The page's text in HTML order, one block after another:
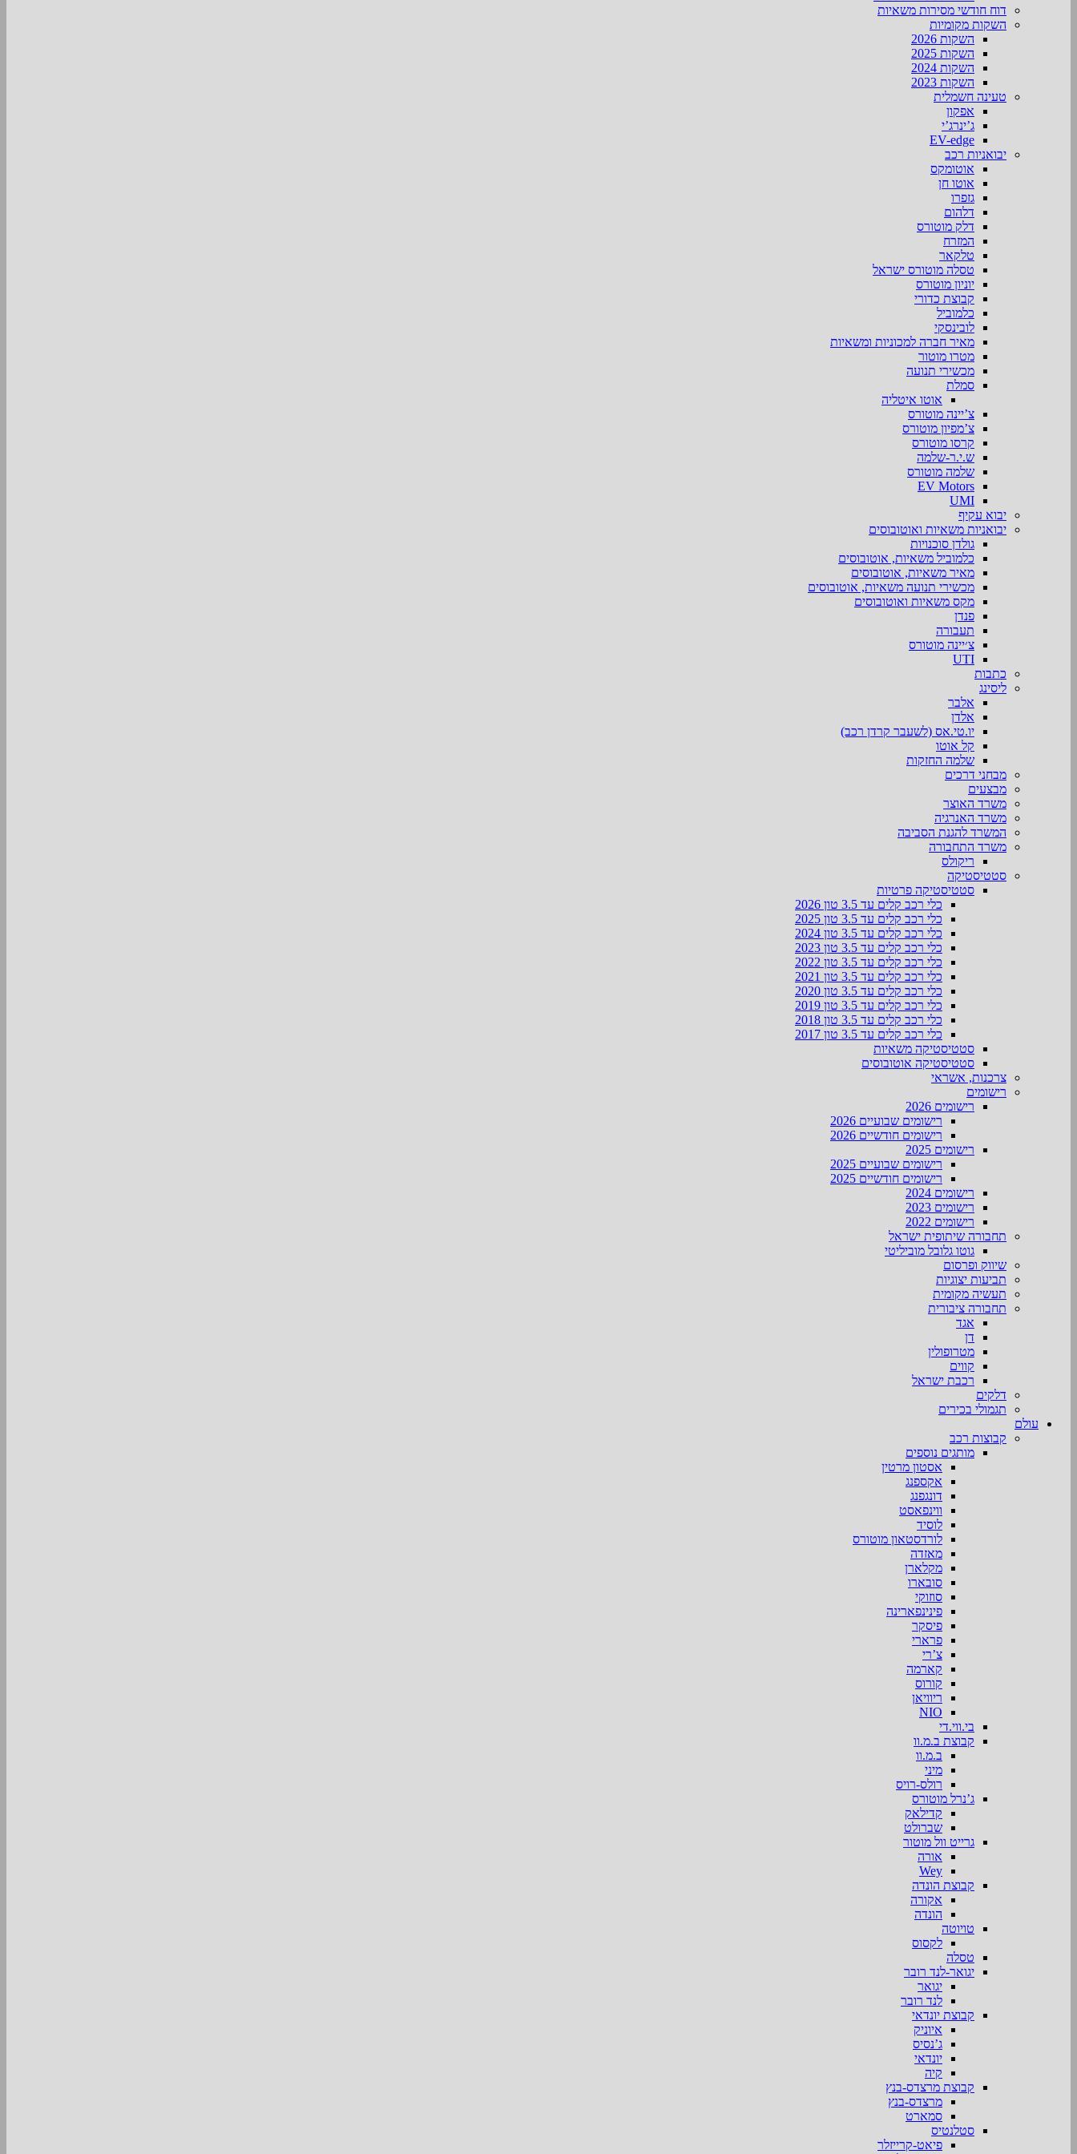
דוח חודשי מסירות משאיות
השקות מקומיות
השקות 2026
השקות 2025
השקות 2024
השקות 2023
טעינה חשמלית
אפקון
ג’ינרג’י
EV-edge
יבואניות רכב
אוטומקס
אוטו חן
גזפרו
דלהום
דלק מוטורס
המזרח
טלקאר
טסלה מוטורס ישראל
יוניון מוטורס
קבוצת כדורי
כלמוביל
לובינסקי
מאיר חברה למכוניות ומשאיות
מטרו מוטור
מכשירי תנועה
סמלת
אוטו איטליה
צ’יינה מוטורס
צ’מפיון מוטורס
קרסו מוטורס
ש.י.ר-שלמה
שלמה מוטורס
EV Motors
UMI
יבוא עקיף
יבואניות משאיות ואוטובוסים
גולדן סוכנויות
כלמוביל משאיות, אוטובוסים
מאיר משאיות, אוטובוסים
מכשירי תנועה משאיות, אוטובוסים
מקס משאיות ואוטובוסים
פנדן
תעבורה
צ׳יינה מוטורס
UTI
כתבות
ליסינג
אלבר
אלדן
יו.טי.אס (לשעבר קרדן רכב)
קל אוטו
שלמה החזקות
מבחני דרכים
מבצעים
משרד האוצר
משרד האנרגיה
המשרד להגנת הסביבה
משרד התחבורה
ריקולס
סטטיסטיקה
סטטיסטיקה פרטיות
כלי רכב קלים עד 3.5 טון 2026
כלי רכב קלים עד 3.5 טון 2025
כלי רכב קלים עד 3.5 טון 2024
כלי רכב קלים עד 3.5 טון 2023
כלי רכב קלים עד 3.5 טון 2022
כלי רכב קלים עד 3.5 טון 2021
כלי רכב קלים עד 3.5 טון 2020
כלי רכב קלים עד 3.5 טון 2019
כלי רכב קלים עד 3.5 טון 2018
כלי רכב קלים עד 3.5 טון 2017
סטטיסטיקה משאיות
סטטיסטיקה אוטובוסים
צרכנות, אשראי
רישומים
רישומים 2026
רישומים שבועיים 2026
רישומים חודשיים 2026
רישומים 2025
רישומים שבועיים 2025
רישומים חודשיים 2025
רישומים 2024
רישומים 2023
רישומים 2022
תחבורה שיתופית ישראל
גוטו גלובל מוביליטי
שיווק ופרסום
תביעות יצוגיות
תעשיה מקומית
תחבורה ציבורית
אגד
דן
מטרופולין
קווים
רכבת ישראל
דלקים
תגמולי בכירים
עולם
קבוצות רכב
מותגים נוספים
אסטון מרטין
אקספנג
דונגפנג
ווינפאסט
לוסיד
לורדסטאון מוטורס
מאזדה
מקלארן
סובארו
סוזוקי
פינינפארינה
פיסקר
פרארי
צ’רי
קארמה
קורוס
ריוויאן
NIO
בי.ווי.די
קבוצת ב.מ.וו
ב.מ.וו
מיני
רולס-רויס
ג’נרל מוטורס
קדילאק
שברולט
גרייט וול מוטור
אורה
Wey
קבוצת הונדה
אקורה
הונדה
טויוטה
לקסוס
טסלה
יגואר-לנד רובר
יגואר
לנד רובר
קבוצת יונדאי
איוניק
ג’נסיס
יונדאי
קיה
קבוצת מרצדס-בנץ
מרצדס-בנץ
סמארט
סטלנטיס
פיאט-קרייזלר